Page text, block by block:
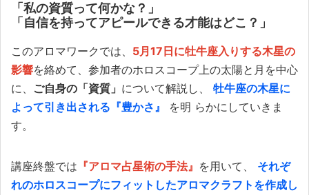
「私の資質って何かな？」
「自信を持ってアピールできる才能はどこ？」
このアロマワークでは、 5月17日に牡牛座入りする木星の
影響を絡めて、参加者のホロスコープ上の太陽と月を中心
に、 ご自身の「資質」 について解説し、 牡牛座の木星に
よって引き出される『豊かさ』
を明 らかにしていきま
す。
講座終盤では 『アロマ占星術の手法』 を用いて、 それぞ
れのホロスコープにフィットしたアロマクラフトを作成し